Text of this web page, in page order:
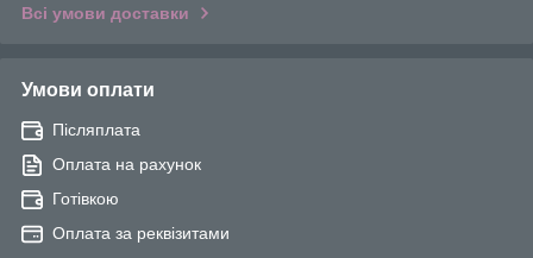
Всі умови доставки
Умови оплати
Післяплата
Оплата на рахунок
Готівкою
Оплата за реквізитами